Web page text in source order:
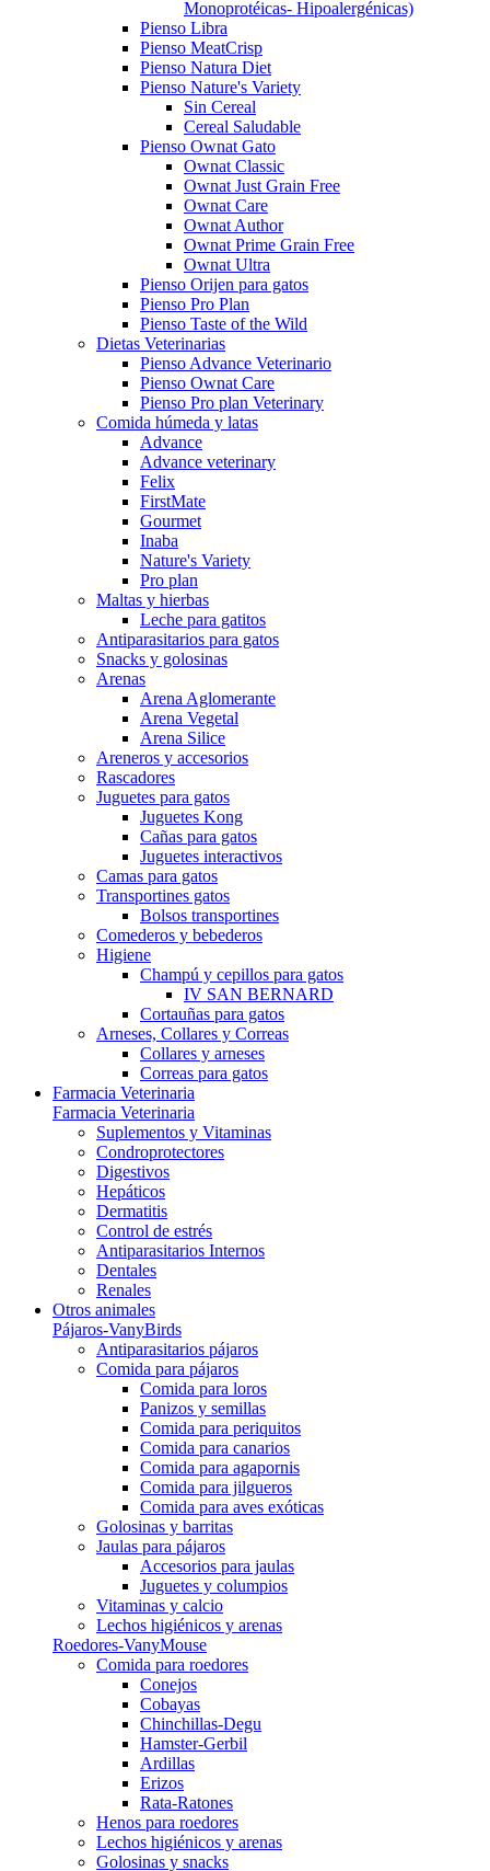
Monoprotéicas- Hipoalergénicas)
Pienso Libra
Pienso MeatCrisp
Pienso Natura Diet
Pienso Nature's Variety
Sin Cereal
Cereal Saludable
Pienso Ownat Gato
Ownat Classic
Ownat Just Grain Free
Ownat Care
Ownat Author
Ownat Prime Grain Free
Ownat Ultra
Pienso Orijen para gatos
Pienso Pro Plan
Pienso Taste of the Wild
Dietas Veterinarias
Pienso Advance Veterinario
Pienso Ownat Care
Pienso Pro plan Veterinary
Comida húmeda y latas
Advance
Advance veterinary
Felix
FirstMate
Gourmet
Inaba
Nature's Variety
Pro plan
Maltas y hierbas
Leche para gatitos
Antiparasitarios para gatos
Snacks y golosinas
Arenas
Arena Aglomerante
Arena Vegetal
Arena Silice
Areneros y accesorios
Rascadores
Juguetes para gatos
Juguetes Kong
Cañas para gatos
Juguetes interactivos
Camas para gatos
Transportines gatos
Bolsos transportines
Comederos y bebederos
Higiene
Champú y cepillos para gatos
IV SAN BERNARD
Cortauñas para gatos
Arneses, Collares y Correas
Collares y arneses
Correas para gatos
Farmacia Veterinaria
Farmacia Veterinaria
Suplementos y Vitaminas
Condroprotectores
Digestivos
Hepáticos
Dermatitis
Control de estrés
Antiparasitarios Internos
Dentales
Renales
Otros animales
Pájaros-VanyBirds
Antiparasitarios pájaros
Comida para pájaros
Comida para loros
Panizos y semillas
Comida para periquitos
Comida para canarios
Comida para agapornis
Comida para jilgueros
Comida para aves exóticas
Golosinas y barritas
Jaulas para pájaros
Accesorios para jaulas
Juguetes y columpios
Vitaminas y calcio
Lechos higiénicos y arenas
Roedores-VanyMouse
Comida para roedores
Conejos
Cobayas
Chinchillas-Degu
Hamster-Gerbil
Ardillas
Erizos
Rata-Ratones
Henos para roedores
Lechos higiénicos y arenas
Golosinas y snacks